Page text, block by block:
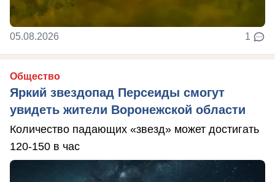
05.08.2026 1
Общество
Яркий звездопад Персеиды смогут
увидеть жители Воронежской области
Количество падающих «звезд» может достигать
120-150 в час